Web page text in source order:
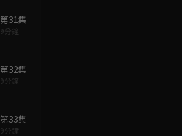
第31集
9分鐘
第32集
9分鐘
第33集
9分鐘